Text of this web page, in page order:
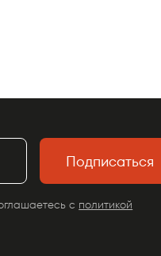
Подписаться
с политикой